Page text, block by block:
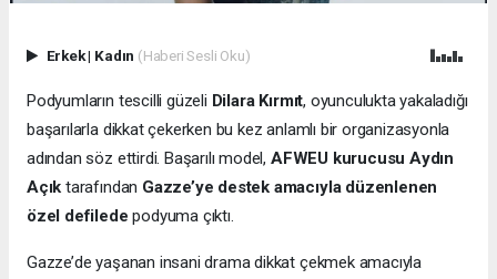
Erkek| Kadın (Haberi Sesli Oku)
Podyumların tescilli güzeli Dilara Kırmıt, oyunculukta yakaladığı
başarılarla dikkat çekerken bu kez anlamlı bir organizasyonla
adından söz ettirdi. Başarılı model, AFWEU kurucusu Aydın
Açık tarafından Gazze’ye destek amacıyla düzenlenen
özel defilede podyuma çıktı.
Gazze’de yaşanan insani drama dikkat çekmek amacıyla